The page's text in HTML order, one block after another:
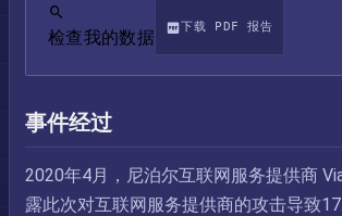
检查我的数据
下载 PDF 报告
事件经过
2020年4月，尼泊尔互联网服务提供商
露此次对互联网服务提供商的攻击导致